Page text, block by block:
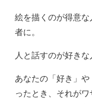
絵を描くのが得意
者に。
人と話すのが好き
あなたの「好き」
ったとき、それが